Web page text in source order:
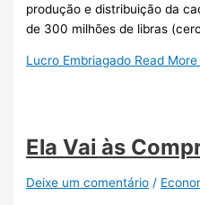
produção e distribuição da
de 300 milhões de libras
Lucro Embriagado Read More
Ela Vai às
Deixe um comentário /